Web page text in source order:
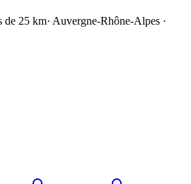
de 25 km· Auvergne-Rhône-Alpes ·